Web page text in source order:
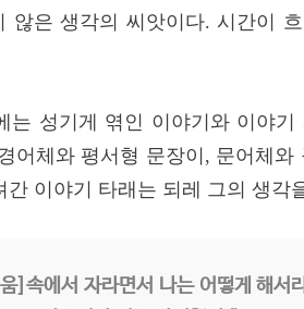
않은 생각의 씨앗이다. 시간이
는 성기게 엮인 이야기와 이야
어체와 평서형 문장이, 문어체
간 이야기 타래는 되레 그의 생각
]속에서 자라면서 나는 어떻게 해서